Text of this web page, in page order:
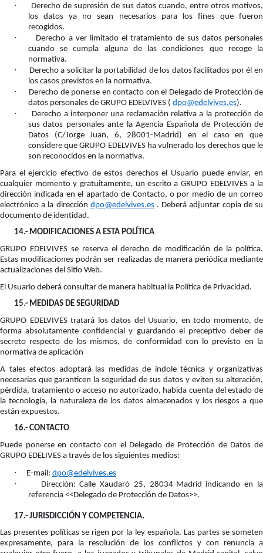
·
Derecho de supresión de sus datos cuando, entre otros motivos,
los datos ya no sean necesarios para los fines que fueron
recogidos.
·
Derecho a ver limitado el tratamiento de sus datos personales
cuando se cumpla alguna de las condiciones que recoge la
normativa.
·
Derecho a solicitar la portabilidad de los datos facilitados por él en
los casos previstos en la normativa.
·
Derecho de ponerse en contacto con el Delegado de Protección de
datos personales de GRUPO EDELVIVES ( dpo@edelvives.es).
·
Derecho a interponer una reclamación relativa a la protección de
sus datos personales ante la Agencia Española de Protección de
Datos (C/Jorge Juan, 6, 28001-Madrid) en el caso en que
considere que GRUPO EDELVIVES ha vulnerado los derechos que le
son reconocidos en la normativa.
Para el ejercicio efectivo de estos derechos el Usuario puede enviar, en
cualquier momento y gratuitamente, un escrito a GRUPO EDELVIVES a la
dirección indicada en el apartado de Contacto, o por medio de un correo
electrónico a la dirección dpo@edelvives.es . Deberá adjuntar copia de su
documento de identidad.
14.- MODIFICACIONES A ESTA POLÍTICA
GRUPO EDELVIVES se reserva el derecho de modificación de la política.
Estas modificaciones podrán ser realizadas de manera periódica mediante
actualizaciones del Sitio Web.
El Usuario deberá consultar de manera habitual la Política de Privacidad.
15.- MEDIDAS DE SEGURIDAD
GRUPO EDELVIVES tratará los datos del Usuario, en todo momento, de
forma absolutamente confidencial y guardando el preceptivo deber de
secreto respecto de los mismos, de conformidad con lo previsto en la
normativa de aplicación
A tales efectos adoptará las medidas de índole técnica y organizativas
necesarias que garanticen la seguridad de sus datos y eviten su alteración,
pérdida, tratamiento o acceso no autorizado, habida cuenta del estado de
la tecnología, la naturaleza de los datos almacenados y los riesgos a que
están expuestos.
16.-CONTACTO
Puede ponerse en contacto con el Delegado de Protección de Datos de
GRUPO EDELIVES a través de los siguientes medios:
· E-mail: dpo@edelvives.es
·
Dirección: Calle Xaudaró 25, 28034-Madrid indicando en la
referencia <<Delegado de Protección de Datos>>.
17.-JURISDICCIÓN Y COMPETENCIA.
Las presentes políticas se rigen por la ley española. Las partes se someten
expresamente, para la resolución de los conflictos y con renuncia a